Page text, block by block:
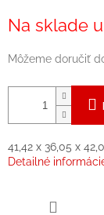
cena:
Na sklade
Môžeme doručiť
41,42 x 36,05 x
Detailné